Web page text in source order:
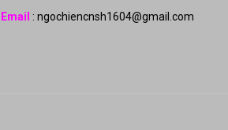
Email : ngochiencnsh1604@gmail.com